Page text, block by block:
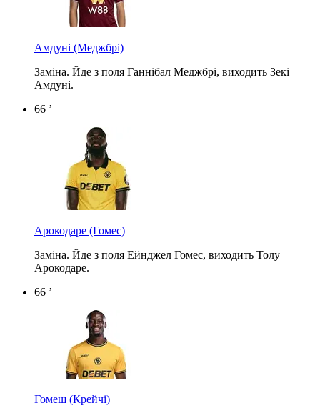
Амдуні (Меджбрі)
Заміна. Йде з поля Ганнібал Меджбрі, виходить Зекі
Амдуні.
66 ’
Арокодаре (Гомес)
Заміна. Йде з поля Ейнджел Гомес, виходить Толу
Арокодаре.
66 ’
Гомеш (Крейчі)